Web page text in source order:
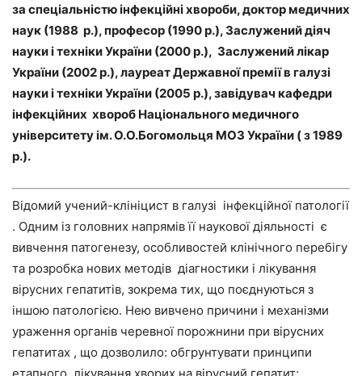
за спеціальністю інфекційні хвороби, доктор медичних
наук (1988 р.), професор (1990 р.), Заслужений діяч
науки і техніки України (2000 р.), Заслужений лікар
України (2002 р.), лауреат Державної премії в галузі
науки і техніки України (2005 р.), завідувач кафедри
інфекційних хвороб Національного медичного
університету ім. О.О.Богомольця МОЗ України ( з 1989
р.).
Відомий учений-клініцист в галузі інфекційної патології
. Одним із головних напрямів її наукової діяльності є
вивчення патогенезу, особливостей клінічного перебігу
та розробка нових методів діагностики і лікування
вірусних гепатитів, зокрема тих, що поєднуються з
іншою патологією. Нею вивчено причини і механізми
ураження органів черевної порожнини при вірусних
гепатитах , що дозволило: обгрунтувати принципи